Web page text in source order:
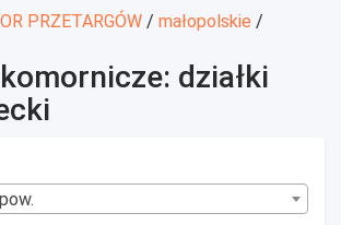
PRZETARGÓW / małopolskie /
działki